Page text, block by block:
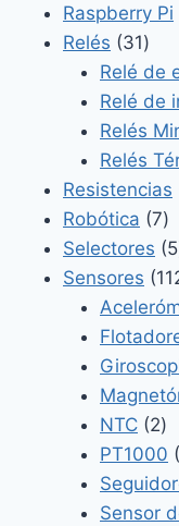
Raspberry Pi
Relés 3131
Relé de
Relé de
Relés
Relés
Resistencias
Robótica 77
Selectores 5
Sensores
NTC 22
PT1000
Sensor